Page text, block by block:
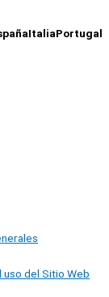
ItaliaPortugal
del Sitio Web